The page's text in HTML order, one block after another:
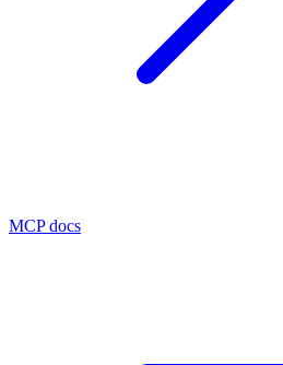
MCP docs